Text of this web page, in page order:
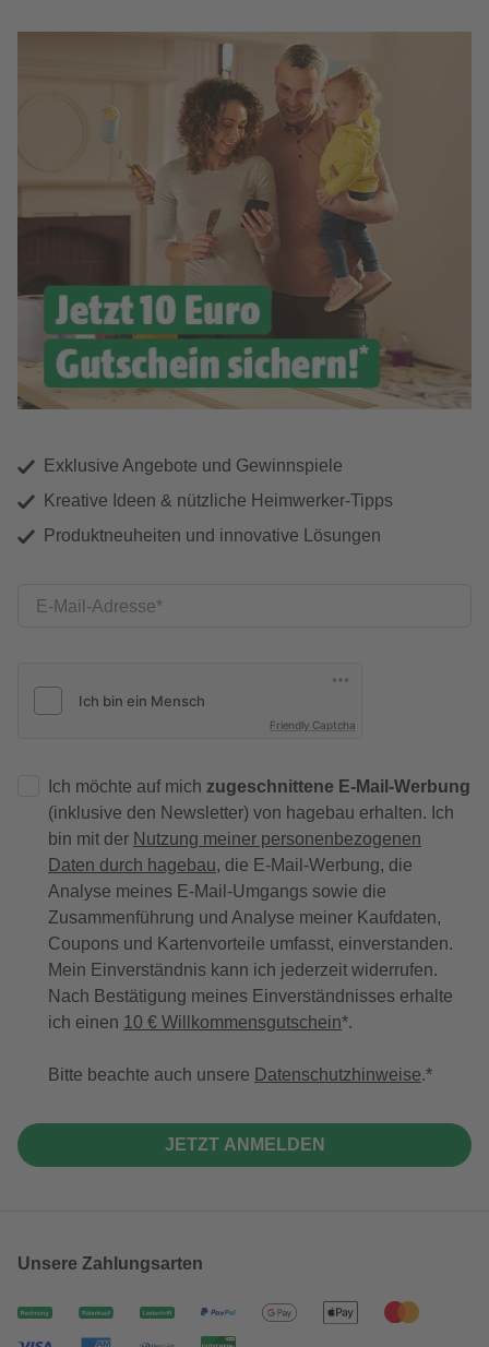
Exklusive Angebote und Gewinnspiele
Kreative Ideen & nützliche Heimwerker-Tipps
Produktneuheiten und innovative Lösungen
E-Mail-Adresse
Friendly Captcha
Ich möchte auf mich zugeschnittene E-Mail-Werbung
(inklusive den Newsletter) von hagebau erhalten. Ich
bin mit der Nutzung meiner personenbezogenen
Daten durch hagebau, die E-Mail-Werbung, die
Analyse meines E-Mail-Umgangs sowie die
Zusammenführung und Analyse meiner Kaufdaten,
Coupons und Kartenvorteile umfasst, einverstanden.
Mein Einverständnis kann ich jederzeit widerrufen.
Nach Bestätigung meines Einverständnisses erhalte
ich einen 10 € Willkommensgutschein*.
Bitte beachte auch unsere Datenschutzhinweise.
JETZT ANMELDEN
Unsere Zahlungsarten